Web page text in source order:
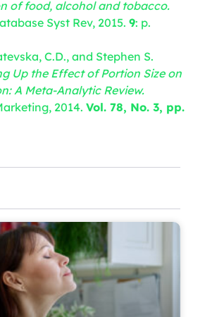
of food, alcohol and tobacco.
Syst Rev, 2015. 9: p.
C.D., and Stephen S.
Up the Effect of Portion Size on
A Meta-Analytic Review.
2014. Vol. 78, No. 3, pp.